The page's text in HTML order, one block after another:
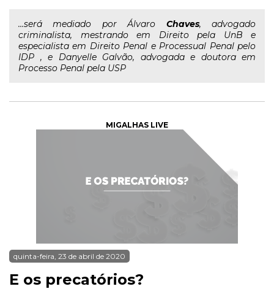
...será mediado por Álvaro Chaves, advogado
criminalista, mestrando em Direito pela UnB e
especialista em Direito Penal e Processual Penal pelo
IDP , e Danyelle Galvão, advogada e doutora em
Processo Penal pela USP
MIGALHAS LIVE
quinta-feira, 23 de abril de 2020
E os precatórios?